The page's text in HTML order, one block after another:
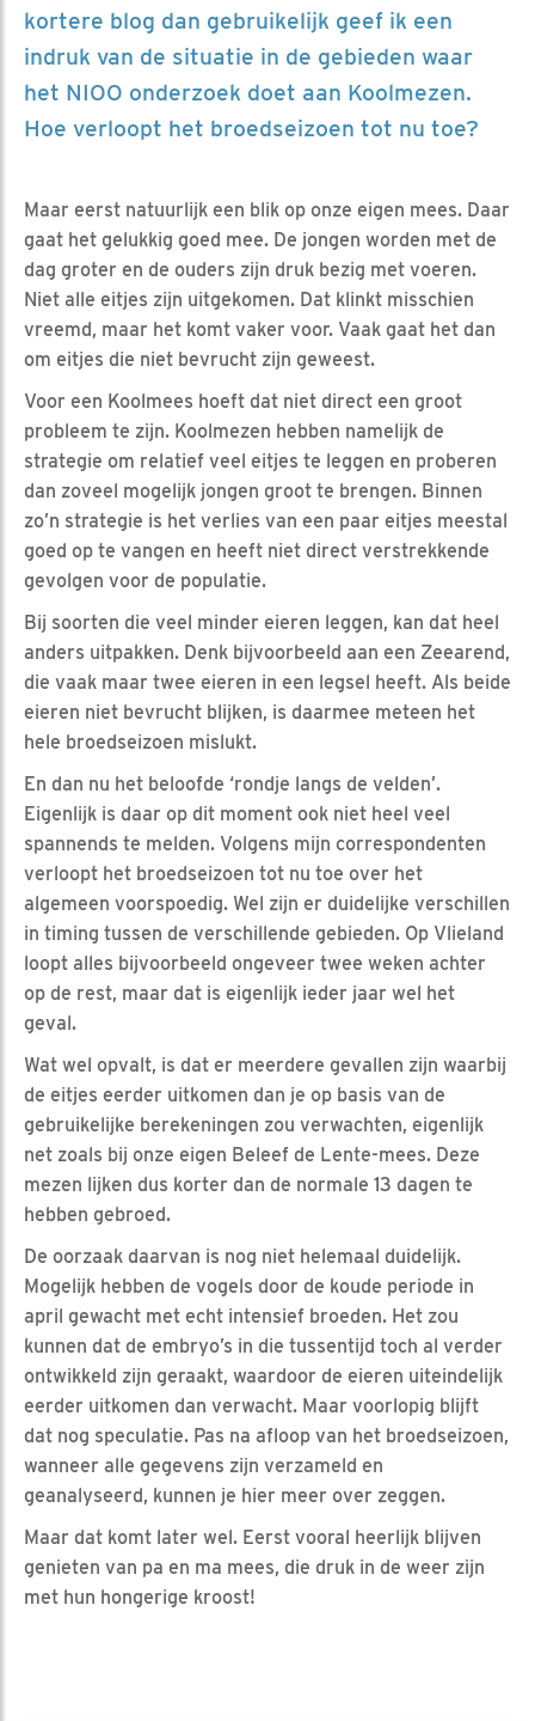
kortere blog dan gebruikelijk geef ik een
indruk van de situatie in de gebieden waar
het NIOO onderzoek doet aan Koolmezen.
Hoe verloopt het broedseizoen tot nu toe?
Maar eerst natuurlijk een blik op onze eigen mees. Daar
gaat het gelukkig goed mee. De jongen worden met de
dag groter en de ouders zijn druk bezig met voeren.
Niet alle eitjes zijn uitgekomen. Dat klinkt misschien
vreemd, maar het komt vaker voor. Vaak gaat het dan
om eitjes die niet bevrucht zijn geweest.
Voor een Koolmees hoeft dat niet direct een groot
probleem te zijn. Koolmezen hebben namelijk de
strategie om relatief veel eitjes te leggen en proberen
dan zoveel mogelijk jongen groot te brengen. Binnen
zo’n strategie is het verlies van een paar eitjes meestal
goed op te vangen en heeft niet direct verstrekkende
gevolgen voor de populatie.
Bij soorten die veel minder eieren leggen, kan dat heel
anders uitpakken. Denk bijvoorbeeld aan een Zeearend,
die vaak maar twee eieren in een legsel heeft. Als beide
eieren niet bevrucht blijken, is daarmee meteen het
hele broedseizoen mislukt.
En dan nu het beloofde ‘rondje langs de velden’.
Eigenlijk is daar op dit moment ook niet heel veel
spannends te melden. Volgens mijn correspondenten
verloopt het broedseizoen tot nu toe over het
algemeen voorspoedig. Wel zijn er duidelijke verschillen
in timing tussen de verschillende gebieden. Op Vlieland
loopt alles bijvoorbeeld ongeveer twee weken achter
op de rest, maar dat is eigenlijk ieder jaar wel het
geval.
Wat wel opvalt, is dat er meerdere gevallen zijn waarbij
de eitjes eerder uitkomen dan je op basis van de
gebruikelijke berekeningen zou verwachten, eigenlijk
net zoals bij onze eigen Beleef de Lente-mees. Deze
mezen lijken dus korter dan de normale 13 dagen te
hebben gebroed.
De oorzaak daarvan is nog niet helemaal duidelijk.
Mogelijk hebben de vogels door de koude periode in
april gewacht met echt intensief broeden. Het zou
kunnen dat de embryo’s in die tussentijd toch al verder
ontwikkeld zijn geraakt, waardoor de eieren uiteindelijk
eerder uitkomen dan verwacht. Maar voorlopig blijft
dat nog speculatie. Pas na afloop van het broedseizoen,
wanneer alle gegevens zijn verzameld en
geanalyseerd, kunnen je hier meer over zeggen.
Maar dat komt later wel. Eerst vooral heerlijk blijven
genieten van pa en ma mees, die druk in de weer zijn
met hun hongerige kroost!